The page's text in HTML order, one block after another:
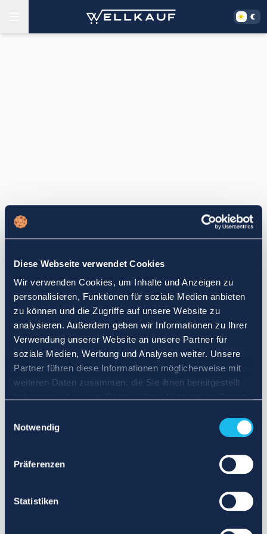
Diese Webseite verwendet Cookies
Wir verwenden Cookies, um Inhalte und Anzeigen zu
personalisieren, Funktionen für soziale Medien anbieten
zu können und die Zugriffe auf unsere Website zu
analysieren. Außerdem geben wir Informationen zu Ihrer
Verwendung unserer Website an unsere Partner für
soziale Medien, Werbung und Analysen weiter. Unsere
Partner führen diese Informationen möglicherweise mit
weiteren Daten zusammen, die Sie ihnen bereitgestellt
Notwendig
Präferenzen
Statistiken